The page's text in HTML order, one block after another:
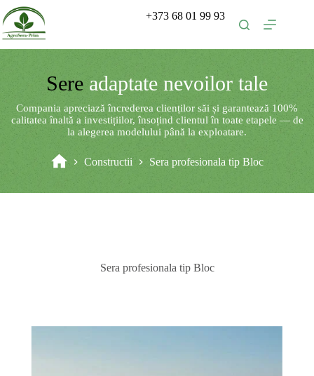
Sari
la
conținut
+373 68 01 99 93
Sere adaptate nevoilor tale
Compania apreciază încrederea clienților săi și garantează 100%
calitatea înaltă a investițiilor, însoțind clientul în toate etapele — de
la alegerea modelului până la exploatare.
Constructii Sera profesionala tip Bloc
Sera profesionala tip Bloc